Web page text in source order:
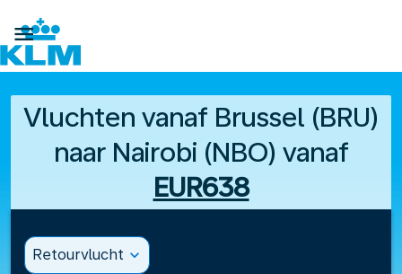

Vluchten vanaf Brussel (BRU)
naar Nairobi (NBO) vanaf
EUR638
Retourvlucht expand_more